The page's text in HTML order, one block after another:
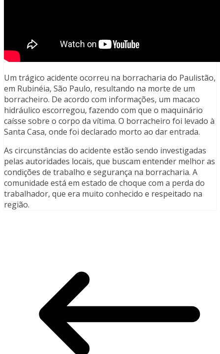
Um trágico acidente ocorreu na borracharia do Paulistão,
em Rubinéia, São Paulo, resultando na morte de um
borracheiro. De acordo com informações, um macaco
hidráulico escorregou, fazendo com que o maquinário
caísse sobre o corpo da vítima. O borracheiro foi levado à
Santa Casa, onde foi declarado morto ao dar entrada.
As circunstâncias do acidente estão sendo investigadas
pelas autoridades locais, que buscam entender melhor as
condições de trabalho e segurança na borracharia. A
comunidade está em estado de choque com a perda do
trabalhador, que era muito conhecido e respeitado na
região.